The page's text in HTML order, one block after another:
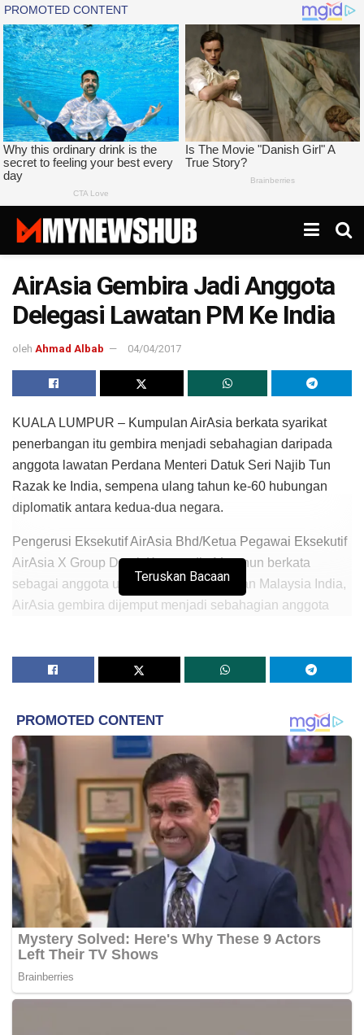
AirAsia Gembira Jadi Anggota
Delegasi Lawatan PM Ke India
oleh Ahmad Albab 04/04/2017
KUALA LUMPUR – Kumpulan AirAsia berkata syarikat
penerbangan itu gembira menjadi sebahagian daripada
anggota lawatan Perdana Menteri Datuk Seri Najib Tun
Razak ke India, sempena ulang tahun ke-60 hubungan
diplomatik antara kedua-dua negara.
Pengerusi Eksekutif AirAsia Bhd/Ketua Pegawai Eksekutif
AirAsia X Group Datuk Kamarudin Meranun berkata
sebagai anggota utama Majlis Perniagaan Malaysia India,
AirAsia gembira dijemput menjadi sebahagian anggota
Dalam satu kenyataan hari ini, Kamarudin berkata
perkara yang sangat penting dalam memudahkan
pembangunan sosioekonomi, pelaburan perdagangan dan
pelancongan antara kedua-dua negara, selain elemen
penting dalam menyediakan sumbangan segera kepada
ekonomi.
“Kami memuji pengumuman Perdana Menteri Datuk Seri
Najib mengenai e-visa yang sah selama 15 hari
memandangkan terdapat keperluan segera bagi
menggalakkan perjalanan bebas visa bagi penduduk India
dan Malaysia,” katanya.
Kamarudin berkata berita baik ini pastinya menggalakkan
perjalanan pelancong antara kedua-dua negara dan
menyumbang kepada pendapatan yang lebih tinggi
Teruskan Bacaan